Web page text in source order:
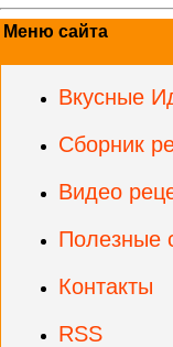
Меню сайта
Вкусные
Сборник
Видео
Полезные
Контакты
RSS